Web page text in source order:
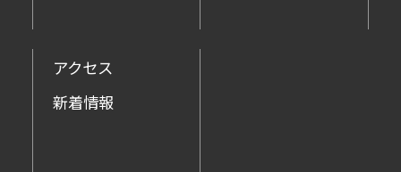
アクセス
新着情報